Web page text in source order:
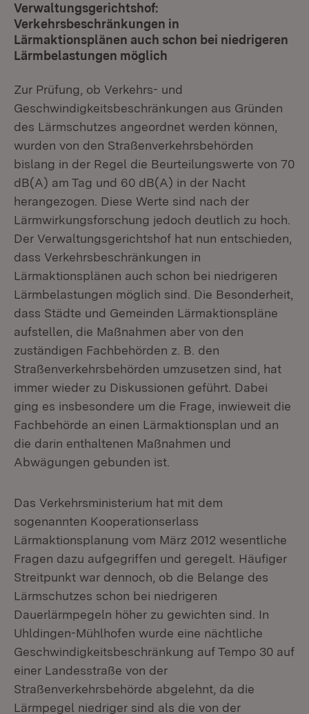
Verwaltungsgerichtshof:
Verkehrsbeschränkungen in
Lärmaktionsplänen auch schon bei niedrigeren
Lärmbelastungen möglich
Zur Prüfung, ob Verkehrs- und
Geschwindigkeitsbeschränkungen aus Gründen
des Lärmschutzes angeordnet werden können,
wurden von den Straßenverkehrsbehörden
bislang in der Regel die Beurteilungswerte von 70
dB(A) am Tag und 60 dB(A) in der Nacht
herangezogen. Diese Werte sind nach der
Lärmwirkungsforschung jedoch deutlich zu hoch.
Der Verwaltungsgerichtshof hat nun entschieden,
dass Verkehrsbeschränkungen in
Lärmaktionsplänen auch schon bei niedrigeren
Lärmbelastungen möglich sind. Die Besonderheit,
dass Städte und Gemeinden Lärmaktionspläne
aufstellen, die Maßnahmen aber von den
zuständigen Fachbehörden z. B. den
Straßenverkehrsbehörden umzusetzen sind, hat
immer wieder zu Diskussionen geführt. Dabei
ging es insbesondere um die Frage, inwieweit die
Fachbehörde an einen Lärmaktionsplan und an
die darin enthaltenen Maßnahmen und
Abwägungen gebunden ist.
Das Verkehrsministerium hat mit dem
sogenannten Kooperationserlass
Lärmaktionsplanung vom März 2012 wesentliche
Fragen dazu aufgegriffen und geregelt. Häufiger
Streitpunkt war dennoch, ob die Belange des
Lärmschutzes schon bei niedrigeren
Dauerlärmpegeln höher zu gewichten sind. In
Uhldingen-Mühlhofen wurde eine nächtliche
Geschwindigkeitsbeschränkung auf Tempo 30 auf
einer Landesstraße von der
Straßenverkehrsbehörde abgelehnt, da die
Lärmpegel niedriger sind als die von der